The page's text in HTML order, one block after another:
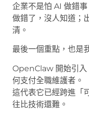
企業不是怕 AI 做錯事
做錯了，沒人知道；
清。
最後一個重點，也是
OpenClaw 開始引
何支付全職維護者。
這代表它已經跨進「
往比技術還難。